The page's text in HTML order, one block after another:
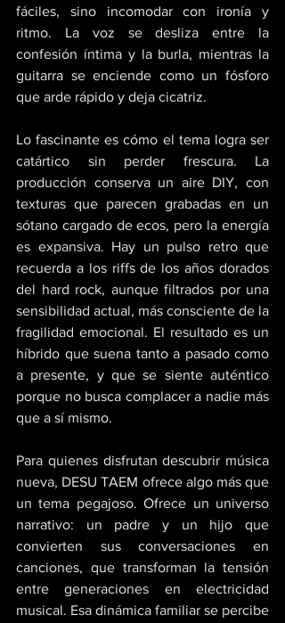
fáciles, sino incomodar con ironía y
ritmo. La voz se desliza entre la
confesión íntima y la burla, mientras la
guitarra se enciende como un fósforo
que arde rápido y deja cicatriz.
Lo fascinante es cómo el tema logra ser
catártico sin perder frescura. La
producción conserva un aire DIY, con
texturas que parecen grabadas en un
sótano cargado de ecos, pero la energía
es expansiva. Hay un pulso retro que
recuerda a los riffs de los años dorados
del hard rock, aunque filtrados por una
sensibilidad actual, más consciente de la
fragilidad emocional. El resultado es un
híbrido que suena tanto a pasado como
a presente, y que se siente auténtico
porque no busca complacer a nadie más
que a sí mismo.
Para quienes disfrutan descubrir música
nueva, DESU TAEM ofrece algo más que
un tema pegajoso. Ofrece un universo
narrativo: un padre y un hijo que
convierten sus conversaciones en
canciones, que transforman la tensión
entre generaciones en electricidad
musical. Esa dinámica familiar se percibe